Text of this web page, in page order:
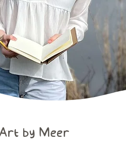
by Meer